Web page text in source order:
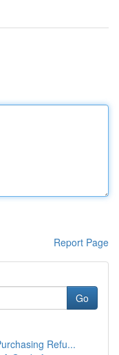
Report Page
Go
Refu...